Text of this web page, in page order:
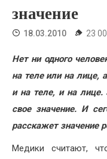
Жизнь
Хобби
Красота
Недвижимость
значение
18.03.2010 23
Нет ни одного
на теле или на лице,
и на теле, и на
свое значение. И
расскажет значение
Медики считают,